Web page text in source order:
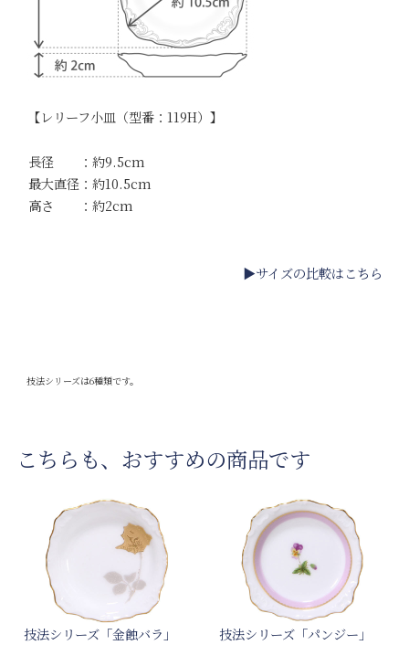
【レリーフ小皿（型番：119H）】
長径 ：約9.5cm
最大直径：約10.5cm
高さ ：約2cm
▶サイズの比較はこちら
技法シリーズは6種類です。
こちらも、おすすめの商品です
技法シリーズ「金蝕バラ」
技法シリーズ「パンジー」